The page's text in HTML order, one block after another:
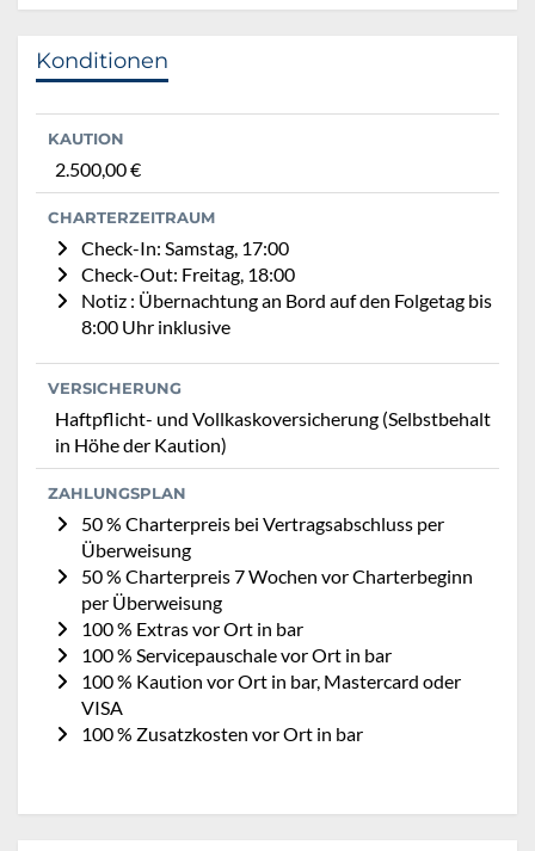
Konditionen
KAUTION
2.500,00 €
CHARTERZEITRAUM
Check-In: Samstag, 17:00
Check-Out: Freitag, 18:00
Notiz : Übernachtung an Bord auf den Folgetag bis
8:00 Uhr inklusive
VERSICHERUNG
Haftpflicht- und Vollkaskoversicherung (Selbstbehalt
in Höhe der Kaution)
ZAHLUNGSPLAN
50 % Charterpreis bei Vertragsabschluss per
Überweisung
50 % Charterpreis 7 Wochen vor Charterbeginn
per Überweisung
100 % Extras vor Ort in bar
100 % Servicepauschale vor Ort in bar
100 % Kaution vor Ort in bar, Mastercard oder
VISA
100 % Zusatzkosten vor Ort in bar